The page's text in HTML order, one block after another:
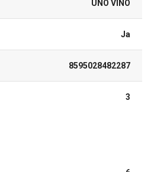
UNO VINO
Ja
8595028482287
3